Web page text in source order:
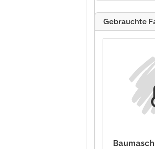
Gebrauchte